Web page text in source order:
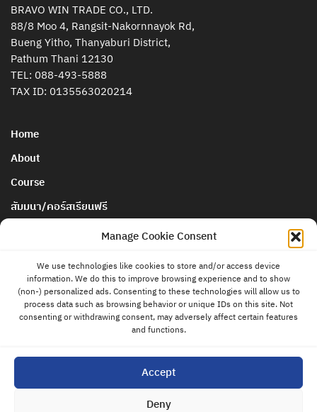
Manage Cookie Consent
We use technologies like cookies to store and/or access device
information. We do this to improve browsing experience and to show
(non-) personalized ads. Consenting to these technologies will allow us to
process data such as browsing behavior or unique IDs on this site. Not
consenting or withdrawing consent, may adversely affect certain features
and functions.
Accept
Deny
BRAVO WIN TRADE CO., LTD.
88/8 Moo 4, Rangsit-Nakornnayok Rd,
Bueng Yitho, Thanyaburi District,
Pathum Thani 12130
TEL: 088-493-5888
TAX ID: 0135563020214
Home
About
Course
สัมมนา/คอร์สเรียนฟรี
นโยบายการยกเลิกและคืนเงิน
Blog & News
Store
Contact
แอดมิน